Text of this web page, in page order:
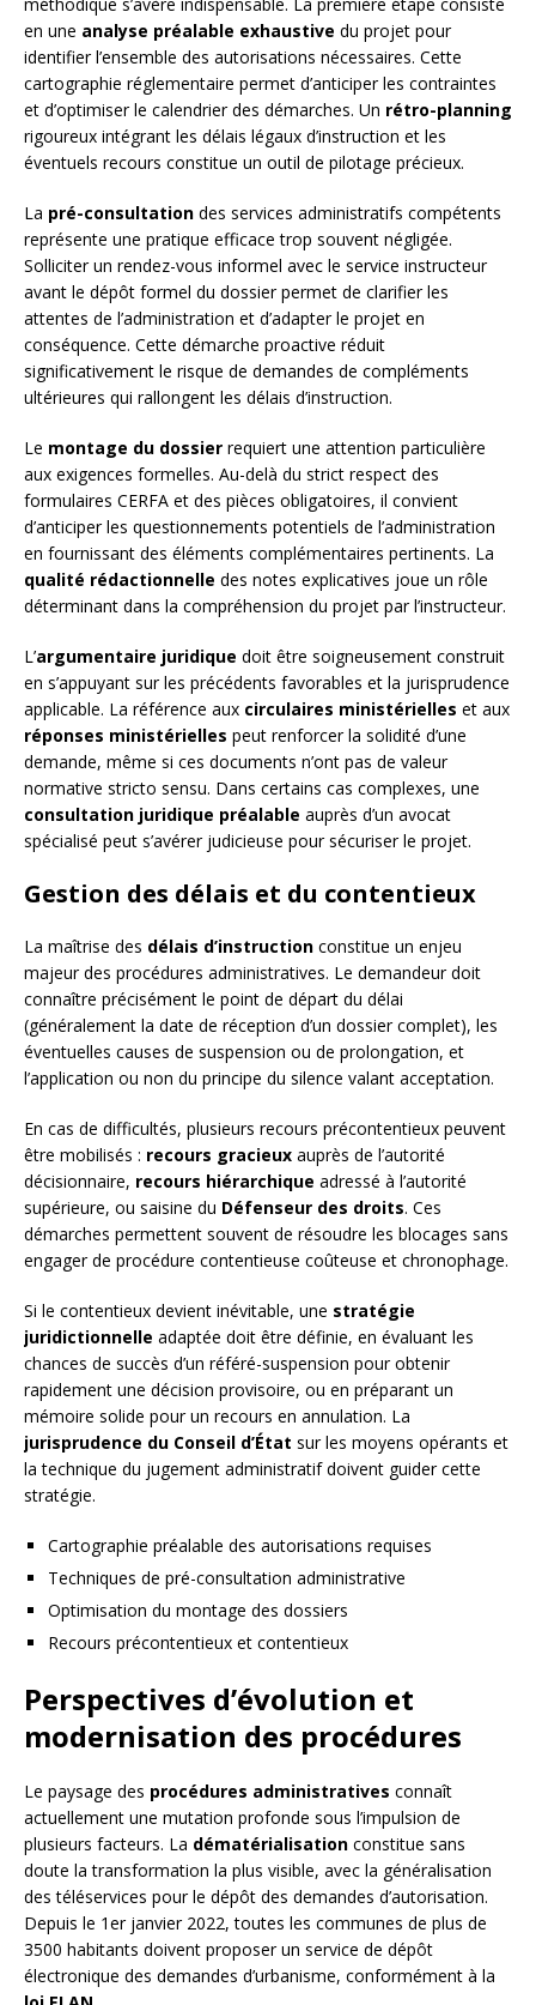
en une analyse préalable exhaustive du projet pour
identifier l’ensemble des autorisations nécessaires. Cette
cartographie réglementaire permet d’anticiper les contraintes
et d’optimiser le calendrier des démarches. Un rétro-planning
rigoureux intégrant les délais légaux d’instruction et les
éventuels recours constitue un outil de pilotage précieux.
La pré-consultation des services administratifs compétents
représente une pratique efficace trop souvent négligée.
Solliciter un rendez-vous informel avec le service instructeur
avant le dépôt formel du dossier permet de clarifier les
attentes de l’administration et d’adapter le projet en
conséquence. Cette démarche proactive réduit
significativement le risque de demandes de compléments
ultérieures qui rallongent les délais d’instruction.
Le montage du dossier requiert une attention particulière
aux exigences formelles. Au-delà du strict respect des
formulaires CERFA et des pièces obligatoires, il convient
d’anticiper les questionnements potentiels de l’administration
en fournissant des éléments complémentaires pertinents. La
qualité rédactionnelle des notes explicatives joue un rôle
déterminant dans la compréhension du projet par l’instructeur.
L’argumentaire juridique doit être soigneusement construit
en s’appuyant sur les précédents favorables et la jurisprudence
applicable. La référence aux circulaires ministérielles et aux
réponses ministérielles peut renforcer la solidité d’une
demande, même si ces documents n’ont pas de valeur
normative stricto sensu. Dans certains cas complexes, une
consultation juridique préalable auprès d’un avocat
spécialisé peut s’avérer judicieuse pour sécuriser le projet.
Gestion des délais et du contentieux
La maîtrise des délais d’instruction constitue un enjeu
majeur des procédures administratives. Le demandeur doit
connaître précisément le point de départ du délai
(généralement la date de réception d’un dossier complet), les
éventuelles causes de suspension ou de prolongation, et
l’application ou non du principe du silence valant acceptation.
En cas de difficultés, plusieurs recours précontentieux peuvent
être mobilisés : recours gracieux auprès de l’autorité
décisionnaire, recours hiérarchique adressé à l’autorité
supérieure, ou saisine du Défenseur des droits. Ces
démarches permettent souvent de résoudre les blocages sans
engager de procédure contentieuse coûteuse et chronophage.
Si le contentieux devient inévitable, une stratégie
juridictionnelle adaptée doit être définie, en évaluant les
chances de succès d’un référé-suspension pour obtenir
rapidement une décision provisoire, ou en préparant un
mémoire solide pour un recours en annulation. La
jurisprudence du Conseil d’État sur les moyens opérants et
la technique du jugement administratif doivent guider cette
stratégie.
Cartographie préalable des autorisations requises
Techniques de pré-consultation administrative
Optimisation du montage des dossiers
Recours précontentieux et contentieux
Perspectives d’évolution et
modernisation des procédures
Le paysage des procédures administratives connaît
actuellement une mutation profonde sous l’impulsion de
plusieurs facteurs. La dématérialisation constitue sans
doute la transformation la plus visible, avec la généralisation
des téléservices pour le dépôt des demandes d’autorisation.
Depuis le 1er janvier 2022, toutes les communes de plus de
3500 habitants doivent proposer un service de dépôt
électronique des demandes d’urbanisme, conformément à la